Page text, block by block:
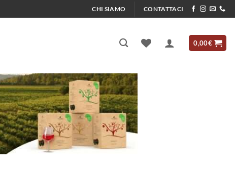
CHI SIAMO CONTATTACI
0,00€